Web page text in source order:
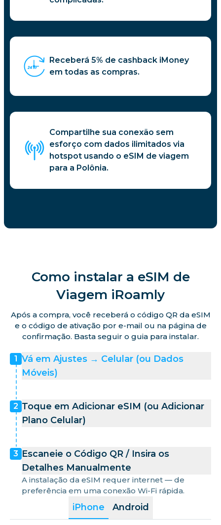
Receberá 5% de cashback iMoney
em todas as compras.
Compartilhe sua conexão sem
esforço com dados ilimitados via
hotspot usando o eSIM de viagem
para a Polônia.
Como instalar a eSIM de
Viagem iRoamly
Após a compra, você receberá o código QR da eSIM
e o código de ativação por e-mail ou na página de
confirmação. Basta seguir o guia para instalar.
iPhone Android
1 Vá em Ajustes → Celular (ou Dados
Móveis)
2 Toque em Adicionar eSIM (ou Adicionar
Plano Celular)
3 Escaneie o Código QR / Insira os
Detalhes Manualmente
A instalação da eSIM requer internet — de
preferência em uma conexão Wi-Fi rápida.